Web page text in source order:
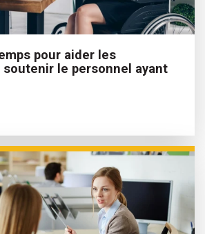
pour aider les
soutenir le personnel ayant